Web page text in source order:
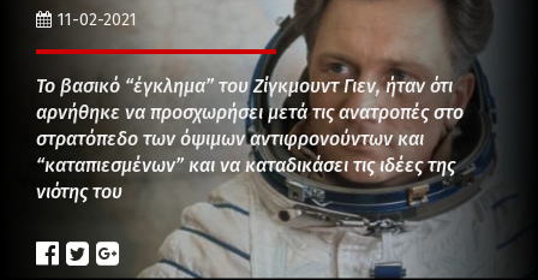
11-02-2021
Το βασικό “έγκλημα” του Ζίγκμουντ Γιεν, ήταν ότι
αρνήθηκε να προσχωρήσει μετά τις ανατροπές στο
στρατόπεδο των όψιμων αντιφρονούντων και
“καταπιεσμένων” και να καταδικάσει τις ιδέες της
νιότης του